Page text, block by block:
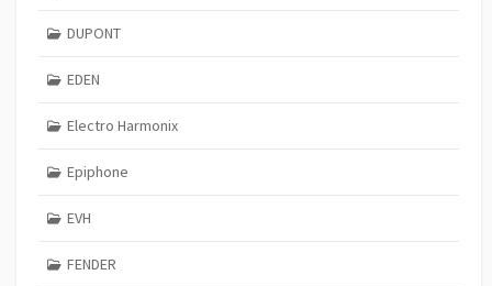
DUPONT
EDEN
Electro Harmonix
Epiphone
EVH
FENDER